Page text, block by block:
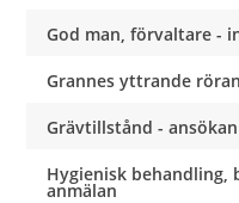
God man, förvaltare -
Grannes yttrande
Grävtillstånd - ansökan
Hygienisk behandling,
anmälan